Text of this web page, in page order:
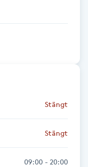
Stängt
Stängt
09:00 - 20:00